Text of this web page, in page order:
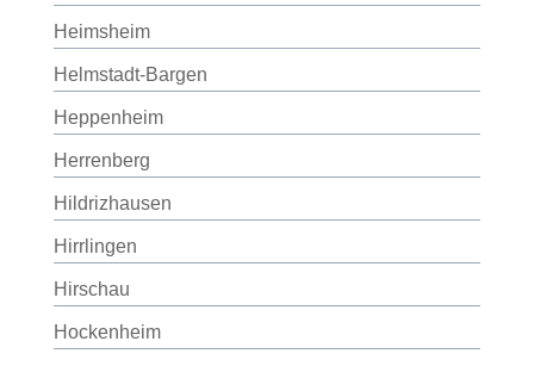
Heimsheim
Helmstadt-Bargen
Heppenheim
Herrenberg
Hildrizhausen
Hirrlingen
Hirschau
Hockenheim